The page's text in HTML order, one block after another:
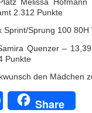
2.312 Punkte
Sprint/Sprung 100 80H
Quenzer –
Punkte
den Mädchen
Facebook
Share